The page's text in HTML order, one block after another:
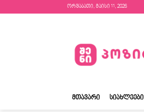
ორშაბათი, მაისი 11, 2026
ᲛᲗᲐᲕᲐᲠᲘ ᲡᲘᲐᲮᲚᲔᲔᲑᲘ